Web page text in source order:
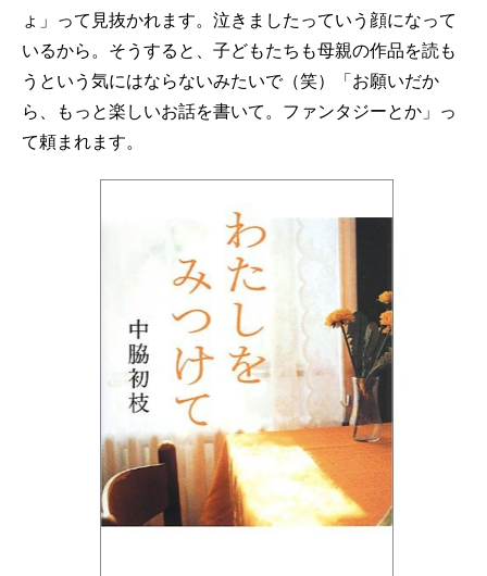
ょ」って見抜かれます。泣きましたっていう顔になって
いるから。そうすると、子どもたちも母親の作品を読も
うという気にはならないみたいで（笑）「お願いだか
ら、もっと楽しいお話を書いて。ファンタジーとか」っ
て頼まれます。